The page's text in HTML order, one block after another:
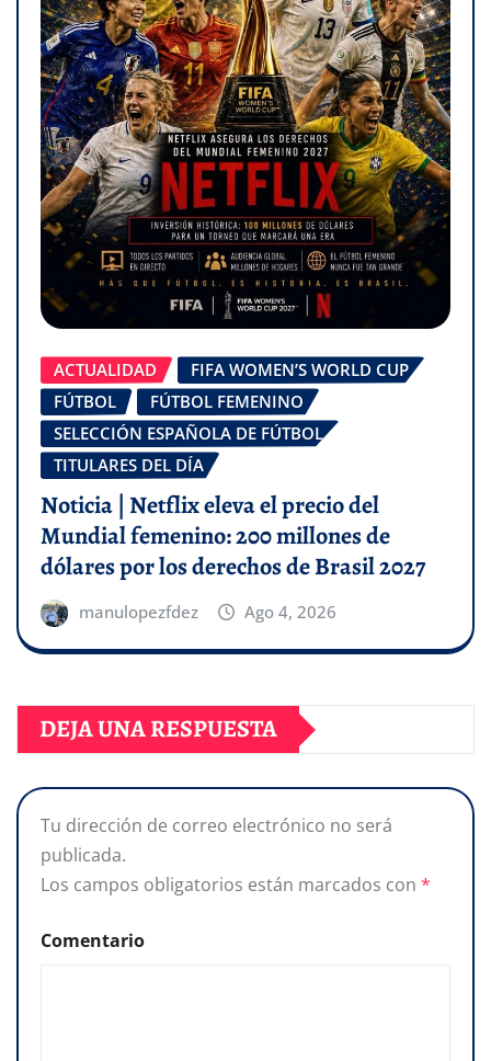
ACTUALIDAD
FIFA WOMEN’S WORLD CUP
FÚTBOL
FÚTBOL FEMENINO
SELECCIÓN ESPAÑOLA DE FÚTBOL
TITULARES DEL DÍA
Noticia | Netflix eleva el precio del
Mundial femenino: 200 millones de
dólares por los derechos de Brasil 2027
manulopezfdez Ago 4, 2026
DEJA UNA RESPUESTA
Tu dirección de correo electrónico no será
publicada.
Los campos obligatorios están marcados con *
Comentario